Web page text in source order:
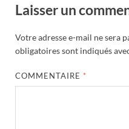
Laisser un
Votre adresse e-mail ne sera
obligatoires sont indiqués
COMMENTAIRE *